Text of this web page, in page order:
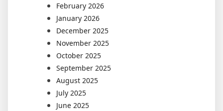
February 2026
January 2026
December 2025
November 2025
October 2025
September 2025
August 2025
July 2025
June 2025